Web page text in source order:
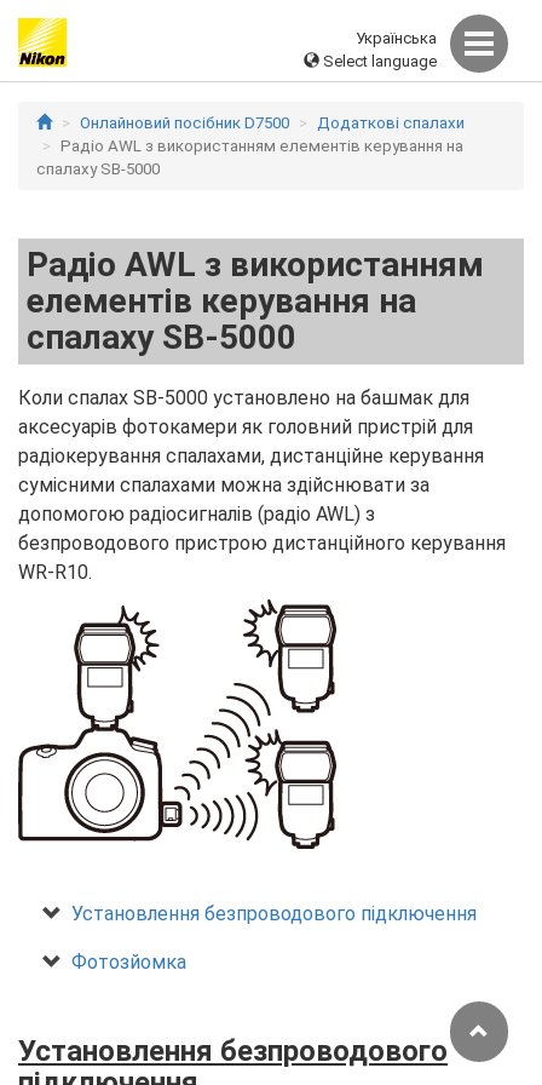
Українська
Select language
Онлайновий посібник D7500
Додаткові спалахи
Радіо AWL з використанням елементів керування на
спалаху SB-5000
Радіо AWL з використанням
елементів керування на
спалаху SB-5000
Коли спалах SB-5000 установлено на башмак для
аксесуарів фотокамери як головний пристрій для
радіокерування спалахами, дистанційне керування
сумісними спалахами можна здійснювати за
допомогою радіосигналів (радіо AWL) з
безпроводового пристрою дистанційного керування
WR-R10.
Установлення безпроводового підключення
Фотозйомка
Установлення безпроводового